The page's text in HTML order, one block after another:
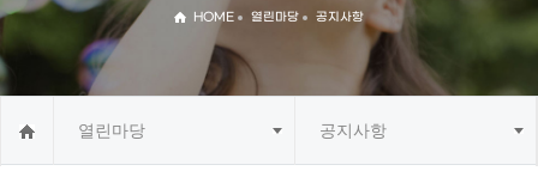
HOME 열린마당 공지사항
열린마당 공지사항